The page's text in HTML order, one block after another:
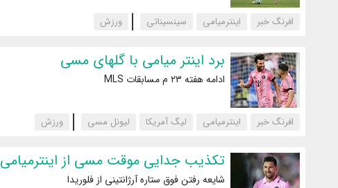
افرنگ خبر اینترمیامی سینسیناتی ‌ورزش
برد اینتر میامی با گلهای مسی
ادامه هفته ۲۳ م مسابقات MLS
افرنگ خبر اینترمیامی لیگ آمریکا لیونل مسی ‌ورزش
تکذیب جدایی موقت مسی از اینترمیامی
شایعه رفتن فوق ستاره آرژانتینی از فلوریدا